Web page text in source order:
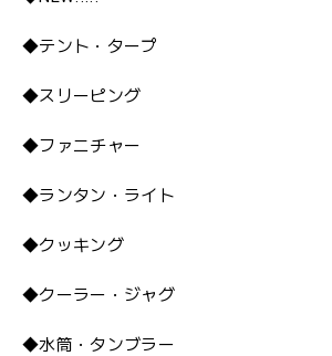
◆テント・タープ
◆スリーピング
◆ファニチャー
◆ランタン・ライト
◆クッキング
◆クーラー・ジャグ
◆水筒・タンブラー